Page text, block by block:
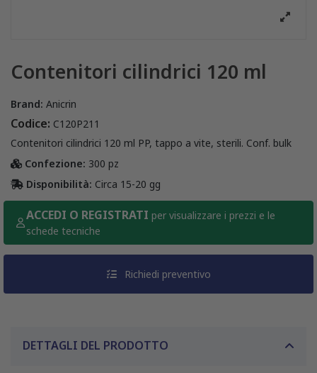
Contenitori cilindrici 120 ml
Brand: Anicrin
Codice: C120P211
Contenitori cilindrici 120 ml PP, tappo a vite, sterili. Conf. bulk
Confezione: 300 pz
Disponibilità: Circa 15-20 gg
ACCEDI O REGISTRATI per visualizzare i prezzi e le
schede tecniche
Richiedi preventivo
DETTAGLI DEL PRODOTTO